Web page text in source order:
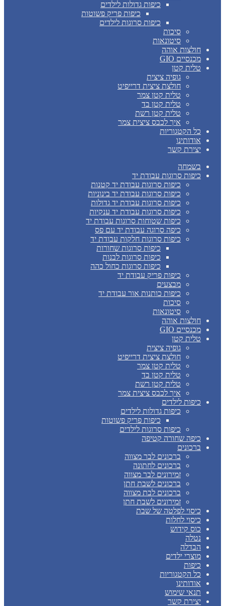
כיפות גדולות לילדים
כיפות פריק פשוטות
כיפות סרוגות לילדים
סיכות
סיטונאות
חולצות אוהה
מכנסיים GIO
טלית קטן
גופיה ציצית
חולצת ציצית דרייפיט
טלית קטן צמר
טלית קטן בד
טלית קטן רשת
איך לכבס ציצית צמר
כל הקטגוריות
אודותינו
יצירת קשר
בשמחה
כיפות סרוגות עבודת יד
כיפות סרוגות עבודת יד קטנות
כיפות סרוגות עבודת יד בינוניות
כיפות סרוגות עבודת יד גדולות
כיפות סרוגות עבודת יד ענקיות
כיפות שטוחות סרוגות עבודת יד
כיפה סרוגה עבודת יד עם פס
כיפות סרוגות חלקות עבודת יד
כיפות סרוגות שחורות
כיפות סרוגות לבנות
כיפות סרוגות כחול כהה
כיפות פריק עבודת יד
מבצעים
כיפות כותנות אור עבודת יד
סיכות
סיטונאות
חולצות אוהה
מכנסיים GIO
טלית קטן
גופיה ציצית
חולצת ציצית דרייפיט
טלית קטן צמר
טלית קטן בד
טלית קטן רשת
איך לכבס ציצית צמר
כיפות לילדים
כיפות גדולות לילדים
כיפות פריק פשוטות
כיפות סרוגות לילדים
כיפה שחורה קטיפה
ברכונים
ברכונים לבר מצווה
ברכונים לחתונה
זמירונים לבר מצווה
ברכונים לשבת חתן
ברכונים לבת מצווה
זמירונים לשבת חתן
כיסוי לפלטה של שבת
כיסוי לחלות
כוס קידוש
נטלה
הבדלה
מוצרי ילדים
כיפות
כל הקטגוריות
אודותינו
תנאי שימוש
יצירת קשר